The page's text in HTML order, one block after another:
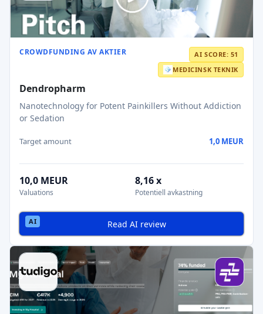
CROWDFUNDING AV AKTIER
AI SCORE: 51
MEDICINSK TEKNIK
Dendropharm
Nanotechnology for Potent Painkillers Without Addiction
or Sedation
Target amount 1,0 MEUR
10,0 MEUR
Valuations
8,16 x
Potentiell avkastning
Read AI review